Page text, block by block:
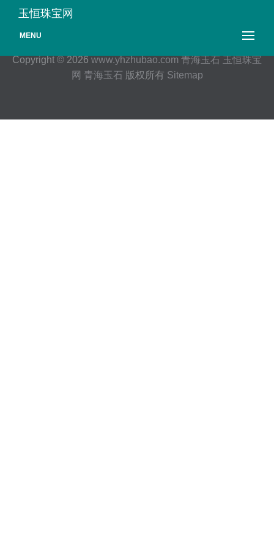
玉恒珠宝网
MENU
Copyright © 2026 www.yhzhubao.com 青海玉石 玉恒珠宝
网 青海玉石 版权所有 Sitemap